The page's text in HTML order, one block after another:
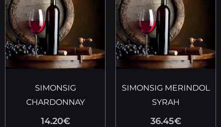
SIMONSIG
CHARDONNAY
14.20€
SIMONSIG MERINDOL
SYRAH
36.45€